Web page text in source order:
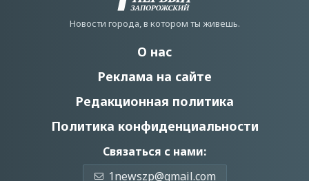
Новости города, в котором ты живешь.
О нас
Реклама на сайте
Редакционная политика
Политика конфиденциальности
Связаться с нами:
1newszp@gmail.com